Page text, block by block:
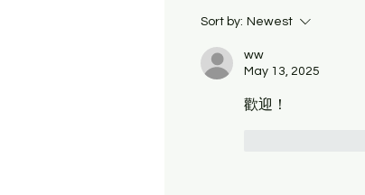
Sort by: Newest
ww
May 13, 2025
歡迎！